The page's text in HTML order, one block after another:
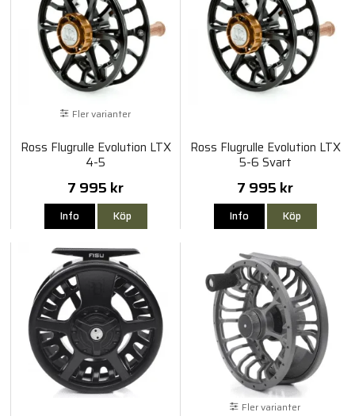
Fler varianter
Ross Flugrulle Evolution LTX
4-5
7 995 kr
Info Köp
Ross Flugrulle Evolution LTX
5-6 Svart
7 995 kr
Info Köp
Fler varianter